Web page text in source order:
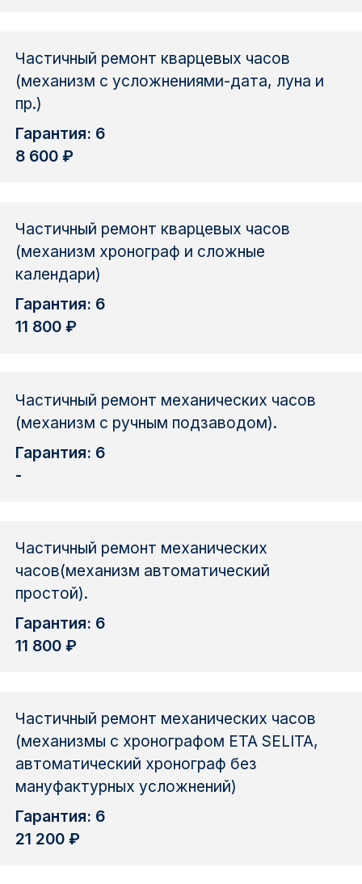
Частичный ремонт кварцевых часов
(механизм с усложнениями-дата, луна и
пр.)
Гарантия: 6
8 600 ₽
Частичный ремонт кварцевых часов
(механизм хронограф и сложные
календари)
Гарантия: 6
11 800 ₽
Частичный ремонт механических часов
(механизм с ручным подзаводом).
Гарантия: 6
-
Частичный ремонт механических
часов(механизм автоматический
простой).
Гарантия: 6
11 800 ₽
Частичный ремонт механических часов
(механизмы с хронографом ETA SELITA,
автоматический хронограф без
мануфактурных усложнений)
Гарантия: 6
21 200 ₽